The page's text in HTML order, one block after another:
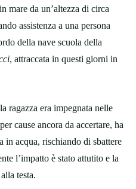
mare da un’altezza di circa
assistenza a una persona
della nave scuola della
, attraccata in questi giorni in
ragazza era impegnata nelle
cause ancora da accertare, ha
in acqua, rischiando di sbattere
l’impatto è stato attutito e la
testa.